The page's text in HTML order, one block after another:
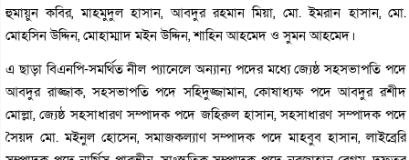
হুমায়ুন কবির, মাহমুদুল হাসান, আবদুর রহমান মিয়া, মো. ইমরান হাসান, মো.
মোহসিন উদ্দিন, মোহাম্মাদ মইন উদ্দিন, শাহিন আহমেদ ও সুমন আহমেদ।
এ ছাড়া বিএনপি-সমর্থিত নীল প্যানেলে অন্যান্য পদের মধ্যে জ্যেষ্ঠ সহসভাপতি পদে
আবদুর রাজ্জাক, সহসভাপতি পদে সহিদুজ্জামান, কোষাধ্যক্ষ পদে আবদুর রশীদ
মোল্লা, জ্যেষ্ঠ সহসাধারণ সম্পাদক পদে জহিরুল হাসান, সহসাধারণ সম্পাদক পদে
সৈয়দ মো. মইনুল হোসেন, সমাজকল্যাণ সম্পাদক পদে মাহবুব হাসান, লাইব্রেরি